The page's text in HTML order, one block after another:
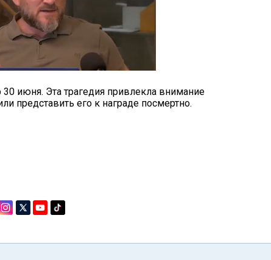
июня. Эта трагедия привлекла внимание
представить его к награде посмертно.